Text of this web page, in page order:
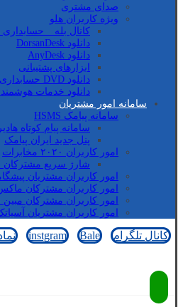
صدای مشتری
ویژه کاربران هلو
کانال بله _ حسابداری
دانلود DorsanDesk
دانلود AnyDesk
ابزارهای پشتیبانی
دانلود DVD حسابداری هلو – SLM
دانلود خدمات هوشمند
سامانه امور مشتریان
سامانه پیامک HSMS
سامانه پیام کوتاه
پنل جدید ایران پیامک
امور کاربران ۲۰۲۰ مخابرات
شارژ سریع مشترکان ۲۰۲۰ مخابرات
امور کاربران مشتریان
امور کاربران مشترکان
امور کاربران مشترکان
امور کاربران مشتریان
کانال تلگرام instgram Bale